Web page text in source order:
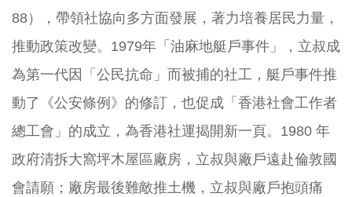
88），帶領社協向多方面發展，著力培養居民力量，
推動政策改變。1979年「油麻地艇戶事件」，立叔成
為第一代因「公民抗命」而被捕的社工，艇戶事件推
動了《公安條例》的修訂，也促成「香港社會工作者
總工會」的成立，為香港社運揭開新一頁。1980 年
政府清拆大窩坪木屋區廠房，立叔與廠戶遠赴倫敦國
會請願；廠房最後難敵推土機，立叔與廠戶抱頭痛